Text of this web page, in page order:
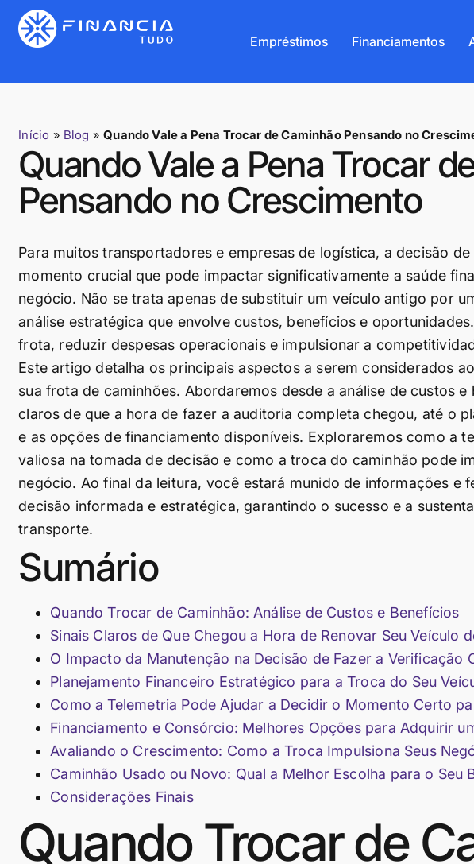
Empréstimos Financiamentos
Início » Blog »Quando Vale a Pena Trocar de Caminhão Pensando no
Quando Vale a Pena Trocar
Pensando no Crescimento
Para muitos transportadores e empresas de logística, a decisão de
momento crucial que pode impactar significativamente a saúde
negócio. Não se trata apenas de substituir um veículo antigo por
análise estratégica que envolve custos, benefícios e
frota, reduzir despesas operacionais e impulsionar a
Este artigo detalha os principais aspectos a serem considerados
sua frota de caminhões. Abordaremos desde a análise de custos
claros de que a hora de fazer a auditoria completa chegou, até o
e as opções de financiamento disponíveis. Exploraremos como a
valiosa na tomada de decisão e como a troca do caminhão pode
negócio. Ao final da leitura, você estará munido de informações e
decisão informada e estratégica, garantindo o sucesso e a
transporte.
Sumário
Quando Trocar de Caminhão: Análise de Custos e Benefícios
Sinais Claros de Que Chegou a Hora de Renovar Seu Veículo
O Impacto da Manutenção na Decisão de Fazer a Verificação
Planejamento Financeiro Estratégico para a Troca do Seu
Como a Telemetria Pode Ajudar a Decidir o Momento Certo
Financiamento e Consórcio: Melhores Opções para Adquirir
Avaliando o Crescimento: Como a Troca Impulsiona Seus
Caminhão Usado ou Novo: Qual a Melhor Escolha para o Seu
Considerações Finais
Quando Trocar de